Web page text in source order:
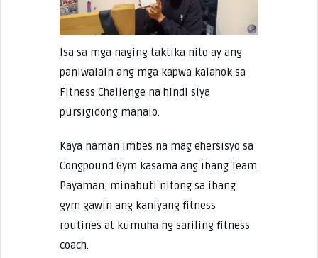
Isa sa mga naging taktika nito ay ang
paniwalain ang mga kapwa kalahok sa
Fitness Challenge na hindi siya
pursigidong manalo.
Kaya naman imbes na mag ehersisyo sa
Congpound Gym kasama ang ibang Team
Payaman, minabuti nitong sa ibang
gym gawin ang kaniyang fitness
routines at kumuha ng sariling fitness
coach.